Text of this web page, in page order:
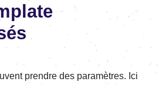
prendre des paramètres. Ici